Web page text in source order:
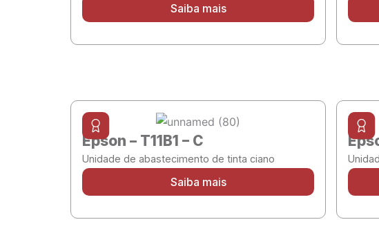
Saiba mais
Epson – T11B1 – C
Unidade de abastecimento de tinta ciano
Saiba mais